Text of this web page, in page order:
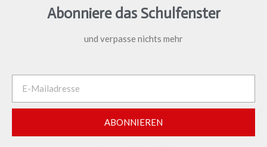
Abonniere das Schulfenster
und verpasse nichts mehr
ABONNIEREN